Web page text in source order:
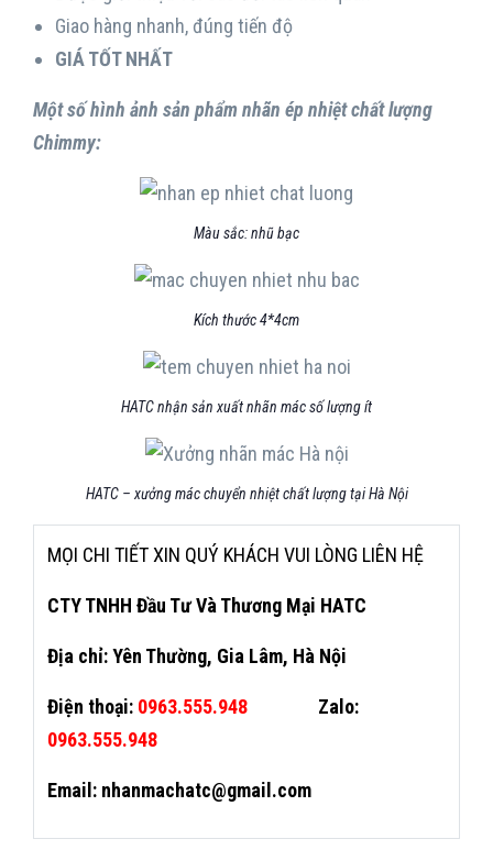
Giao hàng nhanh, đúng tiến độ
GIÁ TỐT NHẤT
Một số hình ảnh sản phẩm nhãn ép nhiệt chất lượng
Chimmy:
Màu sắc: nhũ bạc
Kích thước 4*4cm
HATC nhận sản xuất nhãn mác số lượng ít
HATC – xưởng mác chuyển nhiệt chất lượng tại Hà Nội
MỌI CHI TIẾT XIN QUÝ KHÁCH VUI LÒNG LIÊN HỆ
CTY TNHH Đầu Tư Và Thương Mại HATC
Địa chỉ: Yên Thường, Gia Lâm, Hà Nội
Điện thoại: 0963.555.948
Zalo:
0963.555.948
Email: nhanmachatc@gmail.com